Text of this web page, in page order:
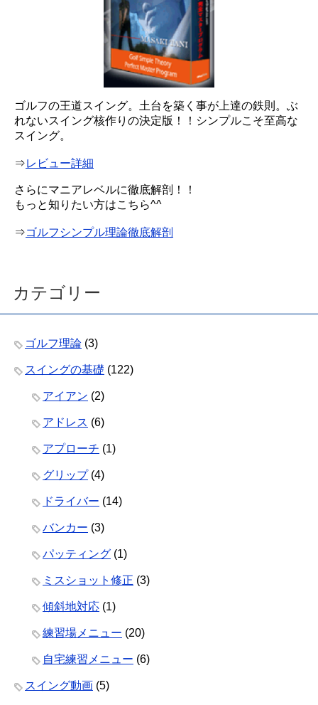
ゴルフの王道スイング。土台を築く事が上達の鉄則。ぶ
れないスイング核作りの決定版！！シンプルこそ至高な
スイング。
⇒レビュー詳細
さらにマニアレベルに徹底解剖！！
もっと知りたい方はこちら^^
⇒ゴルフシンプル理論徹底解剖
カテゴリー
ゴルフ理論 (3)
スイングの基礎 (122)
アイアン (2)
アドレス (6)
アプローチ (1)
グリップ(4)
ドライバー (14)
バンカー (3)
パッティング (1)
ミスショット修正 (3)
傾斜地対応 (1)
練習場メニュー (20)
自宅練習メニュー (6)
スイング動画 (5)